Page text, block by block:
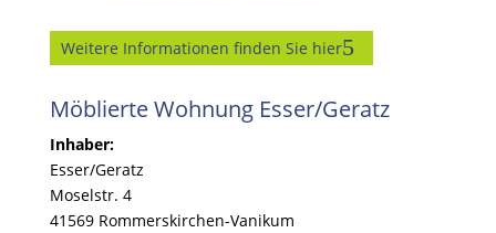
Weitere Informationen finden Sie hier
Möblierte Wohnung Esser/Geratz
Inhaber:
Esser/Geratz
Moselstr. 4
41569 Rommerskirchen-Vanikum